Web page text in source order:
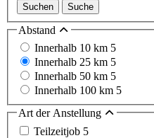
Suchen Suche
Abstand
Innerhalb 10 km 5
Innerhalb 25 km 5
Innerhalb 50 km 5
Innerhalb 100 km 5
Art der Anstellung
Teilzeitjob 5